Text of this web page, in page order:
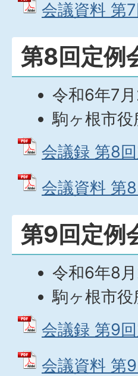
会議資料 第
第8回定例
令和6年7
駒ヶ根市
会議録 第8
会議資料 第
第9回定例
令和6年8
駒ヶ根市
会議録 第9
会議資料 第